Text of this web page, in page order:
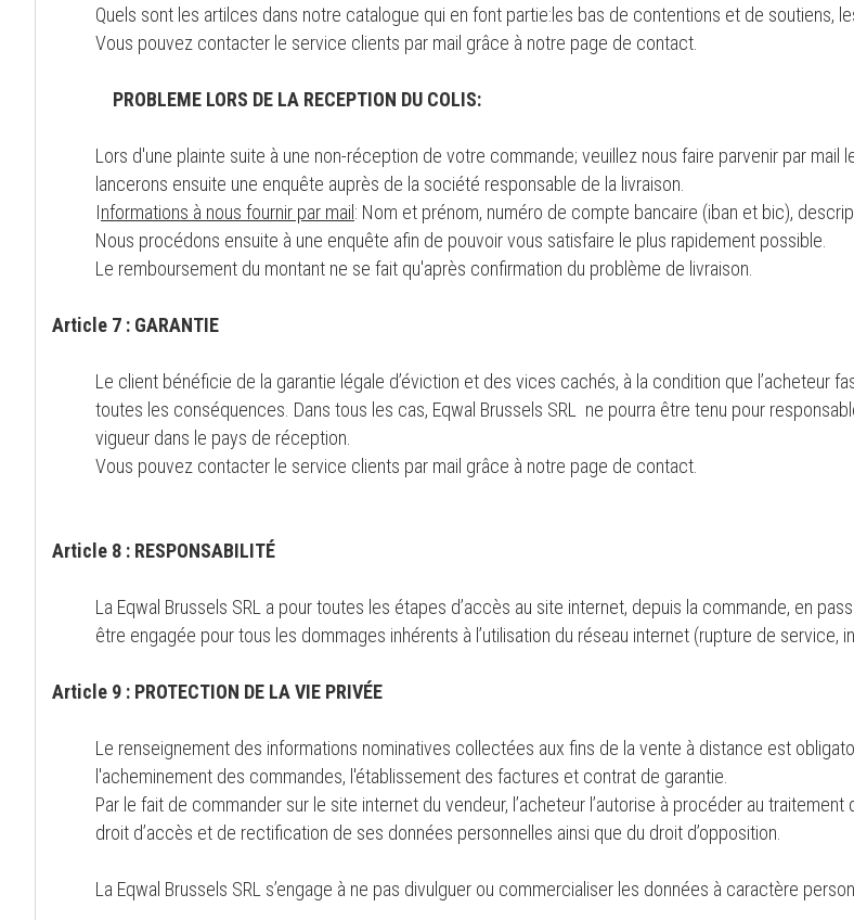
Quels sont les artilces dans notre catalogue qui en font partie:les bas de contentions et de soutiens,
Vous pouvez contacter le service clients par mail grâce à notre page de contact.
PROBLEME LORS DE LA RECEPTION DU COLIS:
Lors d'une plainte suite à une non-réception de votre commande; veuillez nous faire parvenir par
lancerons ensuite une enquête auprès de la société responsable de la livraison.
Informations à nous fournir par mail : Nom et prénom, numéro de compte bancaire (iban et bic),
Nous procédons ensuite à une enquête afin de pouvoir vous satisfaire le plus rapidement possible.
Le remboursement du montant ne se fait qu'après confirmation du problème de livraison.
Article 7 : GARANTIE
Le client bénéficie de la garantie légale d’éviction et des vices cachés, à la condition que l’acheteur
toutes les conséquences. Dans tous les cas, Eqwal Brussels SRL ne pourra être tenu pour
vigueur dans le pays de réception.
Vous pouvez contacter le service clients par mail grâce à notre page de contact.
Article 8 : RESPONSABILITÉ
La Eqwal Brussels SRL a pour toutes les étapes d’accès au site internet, depuis la commande, en
être engagée pour tous les dommages inhérents à l’utilisation du réseau internet (rupture de service,
Article 9 : PROTECTION DE LA VIE PRIVÉE
Le renseignement des informations nominatives collectées aux fins de la vente à distance est
l'acheminement des commandes, l'établissement des factures et contrat de garantie.
Par le fait de commander sur le site internet du vendeur, l’acheteur l’autorise à procéder au
droit d’accès et de rectification de ses données personnelles ainsi que du droit d’opposition.
La Eqwal Brussels SRL s’engage à ne pas divulguer ou commercialiser les données à caractère